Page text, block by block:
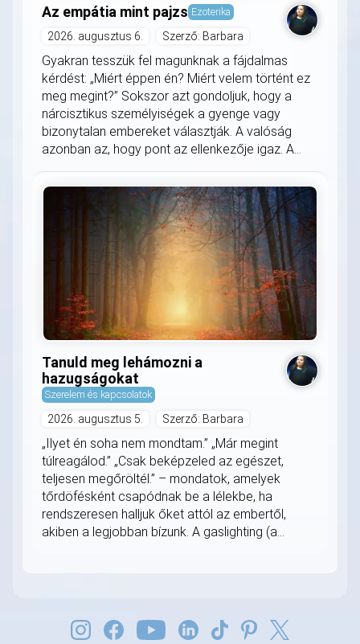
Az empátia mint pajzs Ezoterika
2026. augusztus 6. Szerző: Barbara
Gyakran tesszük fel magunknak a fájdalmas
kérdést: „Miért éppen én? Miért velem történt ez
meg megint?” Sokszor azt gondoljuk, hogy a
nárcisztikus személyiségek a gyenge vagy
bizonytalan embereket választják. A valóság
azonban az, hogy pont az ellenkezője igaz. A...
Tanuld meg lehámozni a
hazugságokat
Szerelem és kapcsolatok
2026. augusztus 5. Szerző: Barbara
„Ilyet én soha nem mondtam.” „Már megint
túlreagálod.” „Csak beképzeled az egészet,
teljesen megőröltél.” – mondatok, amelyek
tőrdöfésként csapódnak be a lélekbe, ha
rendszeresen halljuk őket attól az embertől,
akiben a legjobban bízunk. A gaslighting (a...